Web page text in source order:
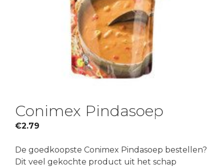
Conimex Pindasoep
€2.79
De goedkoopste Conimex Pindasoep bestellen?
Dit veel gekochte product uit het schap